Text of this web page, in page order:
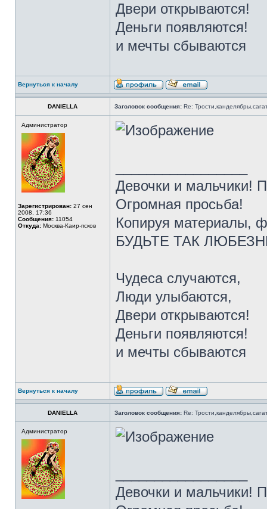
Двери открываются!
Деньги появляются!
и мечты сбываются
Вернуться к началу
DANIELLA Заголовок сообщения: Re:
Администратор
Зарегистрирован: 27 сен
2008, 17:36
Сообщения: 11054
Откуда: Москва-Каир-псков
Девочки и мальчики!
Огромная просьба!
Копируя материалы,
БУДЬТЕ ТАК
Чудеса случаются,
Люди улыбаются,
Двери открываются!
Деньги появляются!
и мечты сбываются
Вернуться к началу
DANIELLA Заголовок сообщения: Re:
Администратор
Девочки и мальчики!